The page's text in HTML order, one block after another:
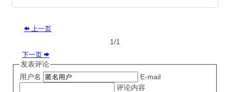
 上一页
1/1
下一页 
发表评论
用户名
E-mail
评论内容